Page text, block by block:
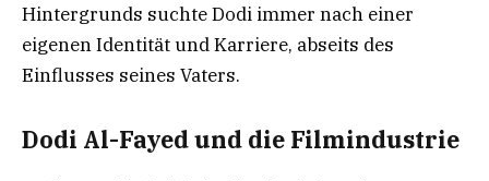
Hintergrunds suchte Dodi immer nach einer
eigenen Identität und Karriere, abseits des
Einflusses seines Vaters.
Dodi Al-Fayed und die Filmindustrie